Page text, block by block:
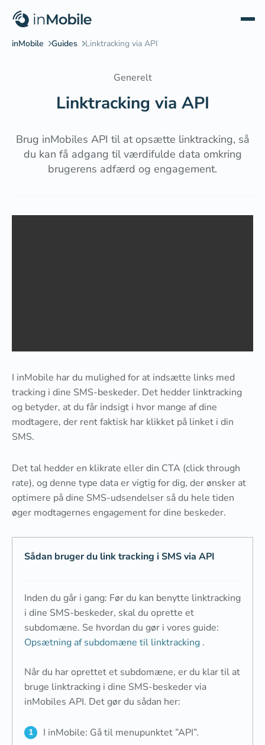
Generelt
Linktracking via API
Brug inMobiles API til at opsætte linktracking, så
du kan få adgang til værdifulde data omkring
brugerens adfærd og engagement.
I inMobile har du mulighed for at indsætte links med
tracking i dine SMS-beskeder. Det hedder linktracking
og betyder, at du får indsigt i hvor mange af dine
modtagere, der rent faktisk har klikket på linket i din
SMS.
Det tal hedder en klikrate eller din CTA (click through
rate), og denne type data er vigtig for dig, der ønsker at
optimere på dine SMS-udsendelser så du hele tiden
øger modtagernes engagement for dine beskeder.
Sådan bruger du link tracking i SMS via API
Inden du går i gang: Før du kan benytte linktracking
i dine SMS-beskeder, skal du oprette et
subdomæne. Se hvordan du gør i vores guide:
Opsætning af subdomæne til linktracking .
Når du har oprettet et subdomæne, er du klar til at
bruge linktracking i dine SMS-beskeder via
inMobiles API. Det gør du sådan her:
I inMobile: Gå til menupunktet ”API”.